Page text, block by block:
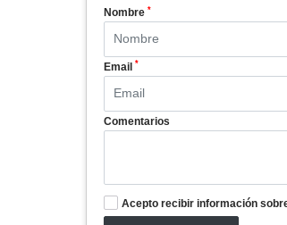
Nombre *
Email *
Comentarios
Acepto recibir información